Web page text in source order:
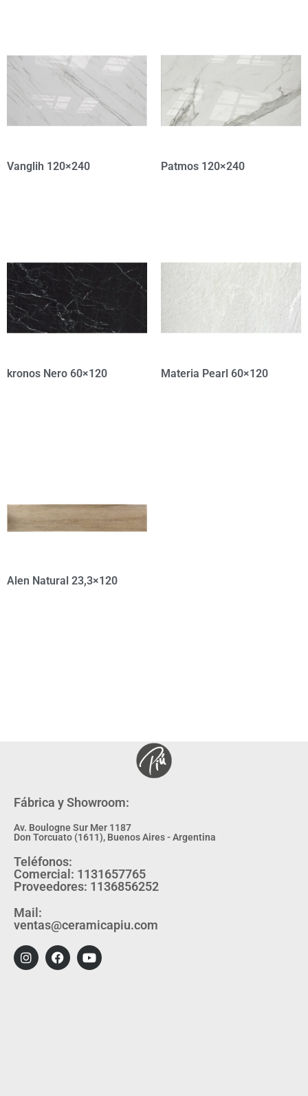
Vanglih 120×240 Patmos 120×240
kronos Nero 60×120 Materia Pearl 60×120
Alen Natural 23,3×120
Fábrica y Showroom:
Av. Boulogne Sur Mer 1187
Don Torcuato (1611), Buenos Aires - Argentina
Teléfonos:
Comercial: 1131657765
Proveedores: 1136856252
Mail:
ventas@ceramicapiu.com